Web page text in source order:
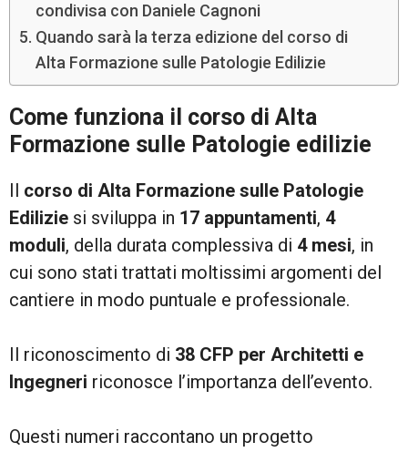
condivisa con Daniele Cagnoni
Quando sarà la terza edizione del corso di
Alta Formazione sulle Patologie Edilizie
Come funziona il corso di Alta
Formazione sulle Patologie edilizie
Il corso di Alta Formazione sulle Patologie
Edilizie si sviluppa in 17 appuntamenti, 4
moduli, della durata complessiva di 4 mesi, in
cui sono stati trattati moltissimi argomenti del
cantiere in modo puntuale e professionale.
Il riconoscimento di 38 CFP per Architetti e
Ingegneri riconosce l’importanza dell’evento.
Questi numeri raccontano un progetto